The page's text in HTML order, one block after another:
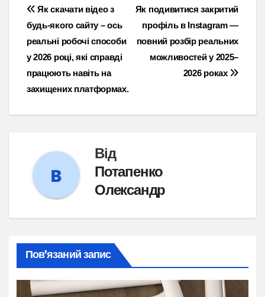
Навігація
записів
Як подивитися закритий
профіль в Instagram —
повний розбір реальних
можливостей у 2025–
2026 роках
Як скачати відео з
будь-якого сайту – ось
реальні робочі способи
у 2026 році, які справді
працюють навіть на
захищених платформах.
Від
Потапенко
Олександр
Пов’язаний запис